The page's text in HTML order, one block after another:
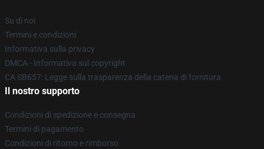
Su di noi
Termini e condizioni
Informativa sulla privacy
DMCA - Informativa sul copyright
CA SB657: Legge sulla trasparenza della catena di fornitura
Il nostro supporto
Condizioni di spedizione e consegna
Termini di pagamento
Condizioni di ritorno e rimborso